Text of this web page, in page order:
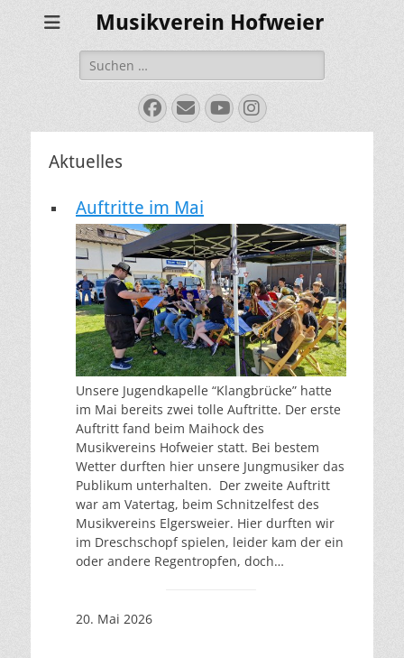
Musikverein Hofweier
Suchen
nach:
Facebook
E-
Mail
YouTube
Instagram
Aktuelles
Auftritte im Mai
Unsere Jugendkapelle “Klangbrücke” hatte
im Mai bereits zwei tolle Auftritte. Der erste
Auftritt fand beim Maihock des
Musikvereins Hofweier statt. Bei bestem
Wetter durften hier unsere Jungmusiker das
Publikum unterhalten. Der zweite Auftritt
war am Vatertag, beim Schnitzelfest des
Musikvereins Elgersweier. Hier durften wir
im Dreschschopf spielen, leider kam der ein
oder andere Regentropfen, doch…
20. Mai 2026